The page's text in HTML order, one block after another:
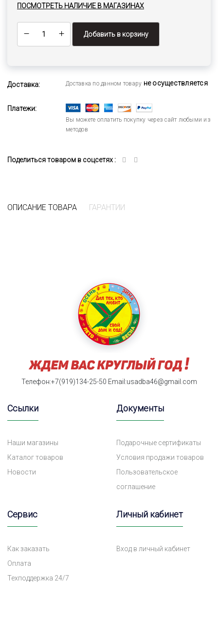
ПОСМОТРЕТЬ НАЛИЧИЕ В МАГАЗИНАХ
Добавить в корзину
Доставка: Доставка по данном товару не осуществляется
Платежи:
Вы можете оплатить покупку через сайт любыми из
методов
Поделиться товаром в соцсетях :
ОПИСАНИЕ ТОВАРА ГАРАНТИИ
Телефон:+7(919)134-25-50 Email:usadba46@gmail.com
Ссылки
Наши магазины
Каталог товаров
Новости
Документы
Подарочные сертификаты
Условия продажи товаров
Пользовательское
соглашение
Сервис
Как заказать
Оплата
Техподдержка 24/7
Личный кабинет
Вход в личный кабинет